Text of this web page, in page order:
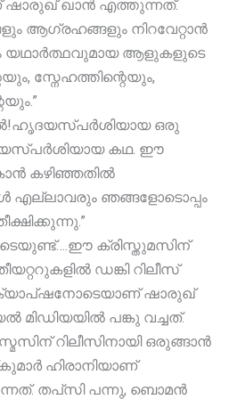
ഷാരുഖ് ഖാൻ എത്തുന്നത്.
ആഗ്രഹങ്ങളും നിറവേറ്റാൻ
യഥാർത്ഥവുമായ ആളുകളുടെ
സ്നേഹത്തിന്റെയും,
ഒരു
കഥ. ഈ
കഴിഞ്ഞതിൽ
എല്ലാവരും ഞങ്ങളോടൊപ്പം
ക്രിസ്തുമസിന്
ഡങ്കി റിലീസ്
ഷാരുഖ്
മിഡിയയിൽ പങ്കു വച്ചത്.
റിലീസിനായി ഒരുങ്ങാൻ
ഹിരാനിയാണ്
തപ്‌സി പന്നു, ബൊമൻ